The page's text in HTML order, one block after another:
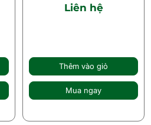
(250ml)
Liên hệ
Thêm vào giỏ
Mua ngay